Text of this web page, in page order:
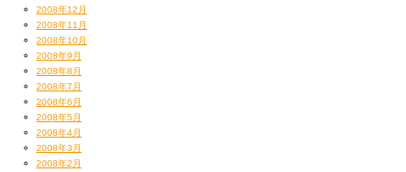
2008年12月
2008年11月
2008年10月
2008年9月
2008年8月
2008年7月
2008年6月
2008年5月
2008年4月
2008年3月
2008年2月